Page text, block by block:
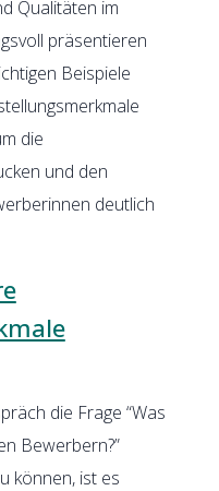
Qualitäten im
präsentieren
Beispiele
die
und den
deutlich
die Frage “Was
Bewerbern?”
können, ist es